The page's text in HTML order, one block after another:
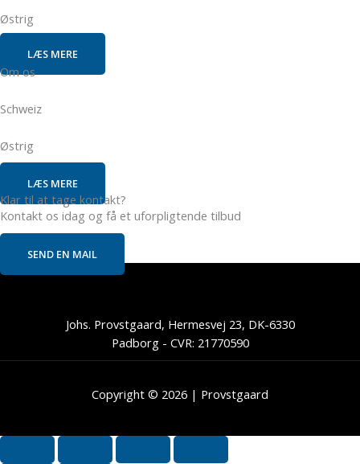
Østrig
LÆS MERE
Om os
Schweiz
Østrig
LÆS MERE
Klar til at tage kontakt?
Kontakt os idag og få et uforpligtende tilbud
SEND EN MAIL
Johs. Provstgaard, Hermesvej 23, DK-6330
Padborg - CVR: 21770590
Copyright © 2026 | Provstgaard